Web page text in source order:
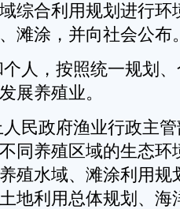
综合利用规划进行环
滩涂，并向社会公布
人，按照统一规划
展养殖业。
民政府渔业行政主
同养殖区域的生态环
殖水域、滩涂利用规
地利用总体规划、海